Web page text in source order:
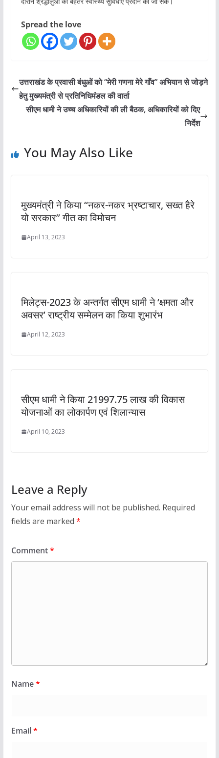
Spread the love
उत्तराखंड के प्रवासी बंधुओं को “मेरी गणना मेरे गाँव” अभियान से जोड़ने
हेतु मुख्यमंत्री से प्रतिनिधिमंडल की वार्ता
सीएम धामी ने उच्च अधिकारियों की ली बैठक, अधिकारियों को दिए
निर्देश
You May Also Like
मुख्यमंत्री ने किया ‘‘नकर-नकर भ्रष्टाचार, सख्त हैरे
यो सरकार’’ गीत का विमोचन
April 13, 2023
मिलेट्स-2023 के अन्तर्गत सीएम धामी ने ‘क्षमता और
अवसर’ राष्ट्रीय सम्मेलन का किया शुभारंभ
April 12, 2023
सीएम धामी ने किया 21997.75 लाख की विकास
योजनाओं का लोकार्पण एवं शिलान्यास
April 10, 2023
Leave a Reply
Your email address will not be published. Required
fields are marked *
Comment*
Name*
Email*